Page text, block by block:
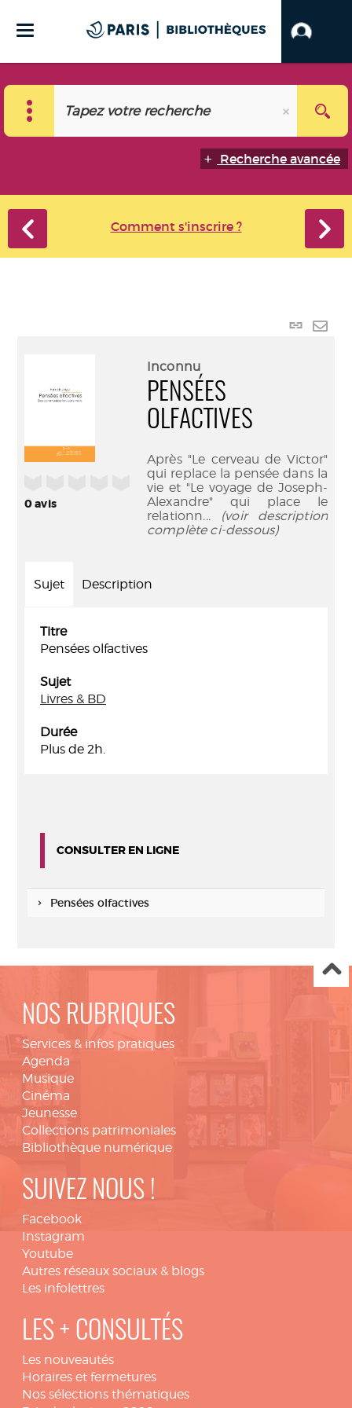
Recherche avancée
Comment s'inscrire ?
Lien
0avis
Inconnu
PENSÉES
OLFACTIVES
Après "Le cerveau de Victor"
qui replace la pensée dans la
vie et "Le voyage de Joseph-
Alexandre" qui place le
relationn... (voir description
complète ci-dessous)
Sujet Description
Titre
Pensées olfactives
Sujet
Livres & BD
Durée
Plus de 2h.
CONSULTER EN LIGNE
Pensées olfactives
NOS RUBRIQUES
Services & infos pratiques
Agenda
Musique
Cinéma
Jeunesse
Collections patrimoniales
Bibliothèque numérique
SUIVEZ NOUS !
Facebook
Instagram
Youtube
Autres réseaux sociaux & blogs
Les infolettres
LES + CONSULTÉS
Les nouveautés
Horaires et fermetures
Nos sélections thématiques